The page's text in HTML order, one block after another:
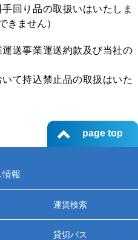
回り品の取扱いはいたしま
きません）
送事業運送約款及び当社の
て持込禁止品の取扱はいた
page top
情報
運賃検索
貸切バス